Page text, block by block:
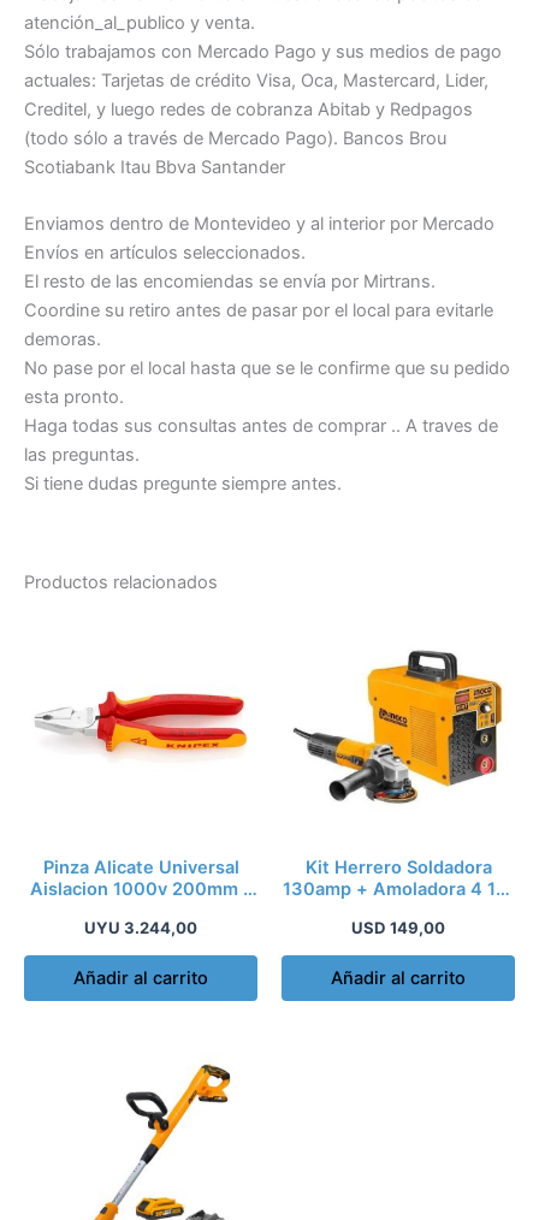
atención_al_publico y venta.
Sólo trabajamos con Mercado Pago y sus medios de pago
actuales: Tarjetas de crédito Visa, Oca, Mastercard, Lider,
Creditel, y luego redes de cobranza Abitab y Redpagos
(todo sólo a través de Mercado Pago). Bancos Brou
Scotiabank Itau Bbva Santander
Enviamos dentro de Montevideo y al interior por Mercado
Envíos en artículos seleccionados.
El resto de las encomiendas se envía por Mirtrans.
Coordine su retiro antes de pasar por el local para evitarle
demoras.
No pase por el local hasta que se le confirme que su pedido
esta pronto.
Haga todas sus consultas antes de comprar .. A traves de
las preguntas.
Si tiene dudas pregunte siempre antes.
Productos relacionados
Pinza Alicate Universal
Aislacion 1000v 200mm –
UYU 3.244,00
Añadir al carrito
Kit Herrero Soldadora
130amp + Amoladora 4 1/2
USD 149,00
Añadir al carrito